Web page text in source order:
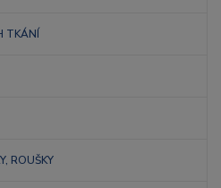
TKÁNÍ
ROUŠKY